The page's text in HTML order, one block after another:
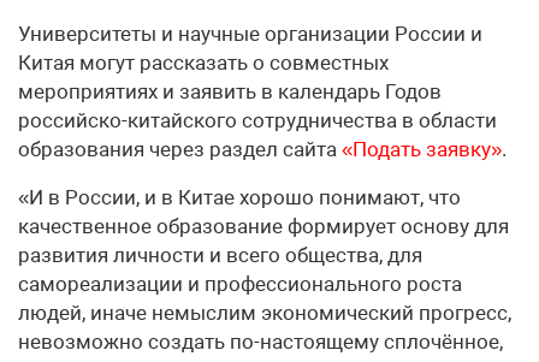
Университеты и научные организации России и
Китая могут рассказать о совместных
мероприятиях и заявить в календарь Годов
российско-китайского сотрудничества в области
образования через раздел сайта «Подать заявку».
«И в России, и в Китае хорошо понимают, что
качественное образование формирует основу для
развития личности и всего общества, для
самореализации и профессионального роста
людей, иначе немыслим экономический прогресс,
невозможно создать по-настоящему сплочённое,